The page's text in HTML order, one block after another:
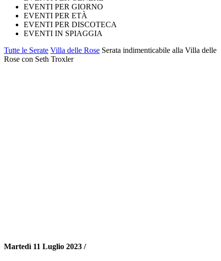
EVENTI PER GIORNO
EVENTI PER ETÀ
EVENTI PER DISCOTECA
EVENTI IN SPIAGGIA
Tutte le Serate Villa delle Rose Serata indimenticabile alla Villa delle
Rose con Seth Troxler
Martedì 11 Luglio 2023 /